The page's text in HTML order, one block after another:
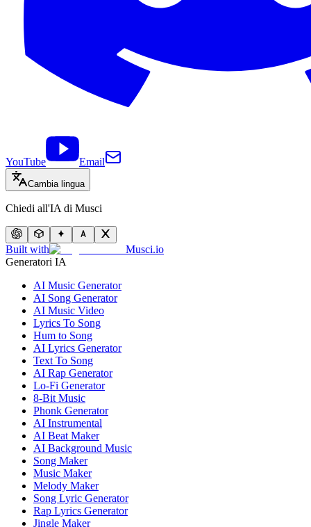
YouTube Email
Cambia lingua
Chiedi all'IA di Musci
Built with
Musci.io
Generatori IA
AI Music Generator
AI Song Generator
AI Music Video
Lyrics To Song
Hum to Song
AI Lyrics Generator
Text To Song
AI Rap Generator
Lo-Fi Generator
8-Bit Music
Phonk Generator
AI Instrumental
AI Beat Maker
AI Background Music
Song Maker
Music Maker
Melody Maker
Song Lyric Generator
Rap Lyrics Generator
Jingle Maker